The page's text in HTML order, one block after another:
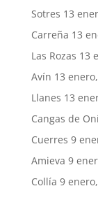
Sotres 13
Carreña 13
Las Rozas 13
Avín 13
Llanes 13
Cangas de
Cuerres 9
Amieva 9
Collía 9